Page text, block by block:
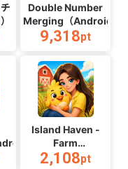
Double Number
Merging（Android）
9,318pt
）
Island Haven -
Farm
Adventure（Android
2,108pt